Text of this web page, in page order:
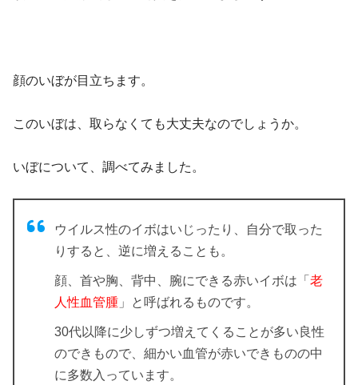
顔のいぼが目立ちます。
このいぼは、取らなくても大丈夫なのでしょうか。
いぼについて、調べてみました。
ウイルス性のイボはいじったり、自分で取った
りすると、逆に増えることも。
顔、首や胸、背中、腕にできる赤いイボは「 老
人性血管腫 」と呼ばれるものです。
30代以降に少しずつ増えてくることが多い良性
のできもので、細かい血管が赤いできものの中
に多数入っています。